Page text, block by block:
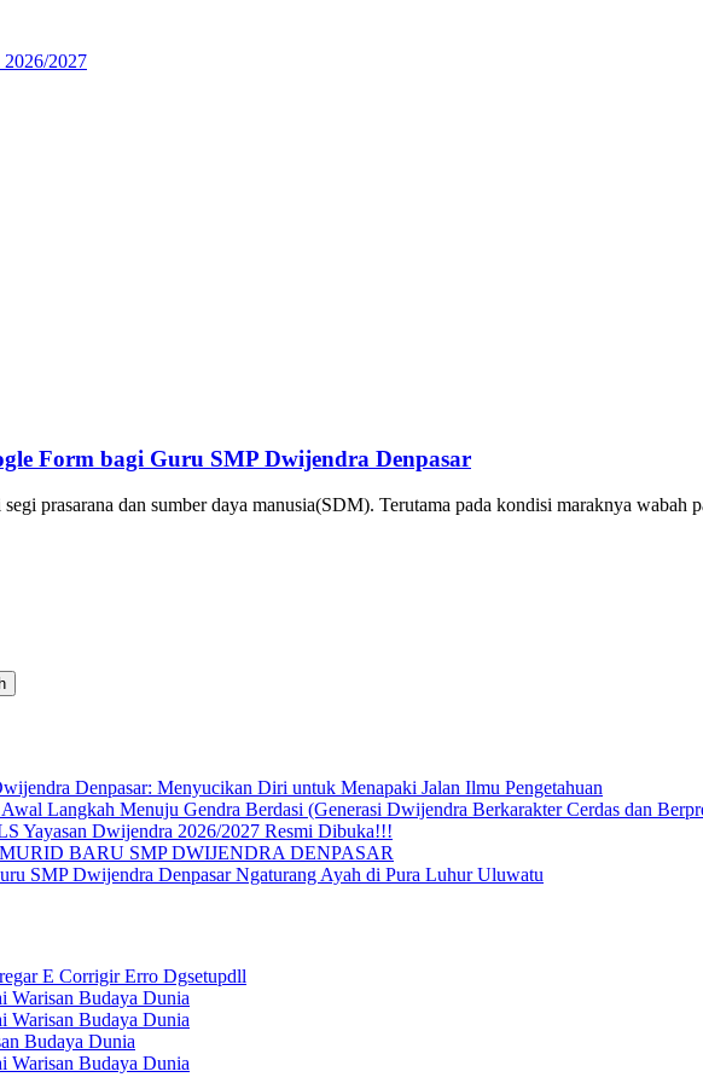
2027
Form bagi Guru SMP Dwijendra Denpasar
prasarana dan sumber daya manusia(SDM). Terutama pada kondisi maraknya
Denpasar: Menyucikan Diri untuk Menapaki Jalan Ilmu Pengetahuan
Langkah Menuju Gendra Berdasi (Generasi Dwijendra Berkarakter Cerdas dan
Yayasan Dwijendra 2026/2027 Resmi Dibuka!!!
BARU SMP DWIJENDRA DENPASAR
SMP Dwijendra Denpasar Ngaturang Ayah di Pura Luhur Uluwatu
E Corrigir Erro Dgsetupdll
Warisan Budaya Dunia
Warisan Budaya Dunia
Budaya Dunia
Warisan Budaya Dunia